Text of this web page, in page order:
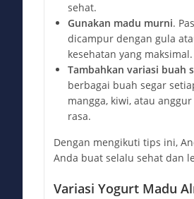
sehat.
Gunakan madu murni.
dicampur dengan gula
kesehatan yang maksimal.
Tambahkan variasi buah
berbagai buah segar
mangga, kiwi, atau
rasa.
Dengan mengikuti tips ini,
Anda buat selalu sehat dan
Variasi Yogurt Madu